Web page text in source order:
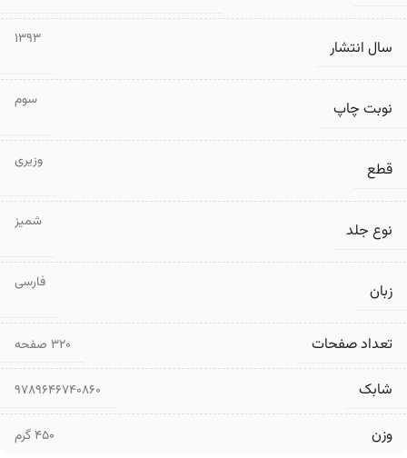
سال انتشار 1393
نوبت چاپ سوم
قطع وزیری
نوع جلد شمیز
زبان فارسی
تعداد صفحات ۳۲۰ صفحه
شابک 9789646740860
وزن 450 گرم